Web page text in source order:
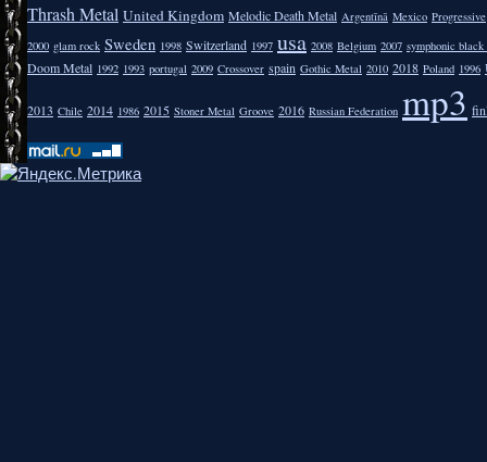
Thrash Metal United Kingdom Melodic Death Metal Argentīnā Mexico Progressive
2000 glam rock Sweden 1998 Switzerland 1997 usa 2008 Belgium 2007 symphonic
Doom Metal 1992 1993 portugal 2009 Crossover spain Gothic Metal 2010 2018 Poland 1996
2013 Chile 2014 1986 2015 Stoner Metal Groove 2016 Russian Federation mp3